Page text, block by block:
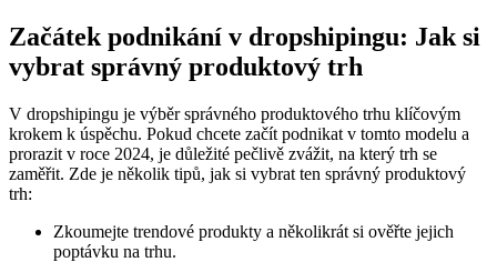
Začátek podnikání v dropshipingu: Jak si
vybrat správný produktový trh
V dropshipingu je výběr správného produktového trhu klíčovým
krokem k úspěchu. Pokud chcete začít podnikat v tomto modelu a
prorazit v roce 2024, je důležité pečlivě zvážit, na který trh se
zaměřit. Zde je několik tipů, jak si vybrat ten správný produktový
trh:
Zkoumejte trendové produkty a několikrát si ověřte jejich
poptávku na trhu.